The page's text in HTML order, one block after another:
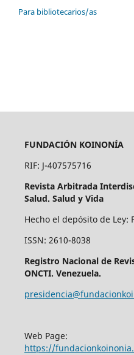
Para bibliotecarios/as
FUNDACIÓN KOINONÍA
RIF: J-407575716
Revista Arbitrada
Salud. Salud y Vida
Hecho el depósito de Ley:
ISSN: 2610-8038
Registro Nacional de
ONCTI. Venezuela.
Web Page:
https://